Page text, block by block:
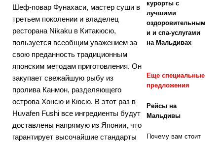
Maldives
предложения
для
романтическог
о отдыха.
ЗВЕЗДОЧНЫЕ
Шеф-повар Фунахаси, мастер суши в
третьем поколении и владелец
ресторана Nikaku в Китакюсю,
пользуется всеобщим уважением за
свою преданность традиционным
японским методам приготовления. Он
закупает свежайшую рыбу из
пролива Канмон, разделяющего
острова Хонсю и Кюсю. В этот раз в
Huvafen Fushi все ингредиенты будут
доставлены напрямую из Японии, что
гарантирует высочайшие стандарты
курорты с
лучшими
оздоровительным
и и спа-услугами
на Мальдивах
Еще специальные
предложения
Рейсы на
Мальдивы
Почему вам стоит